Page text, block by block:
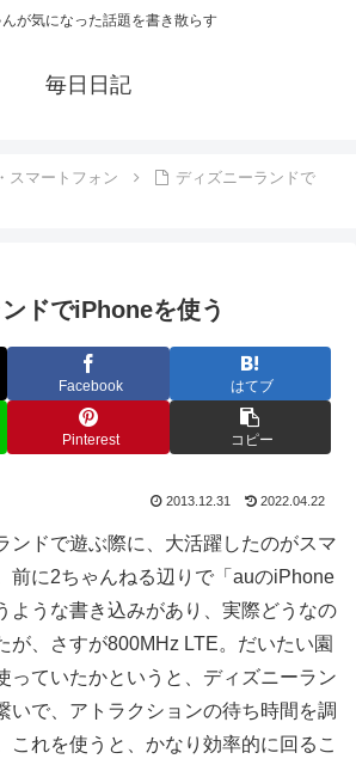
が気になった話題を書き散らす
毎日日記
スマートフォン
ディズニーランドで
ドでiPhoneを使う
Facebook はてブ
Pinterest コピー
2013.12.31 2022.04.22
ンドで遊ぶ際に、大活躍したのがスマ
前に2ちゃんねる辺りで「auのiPhone
ような書き込みがあり、実際どうなの
が、さすが800MHz LTE。だいたい園
っていたかというと、ディズニーラン
いで、アトラクションの待ち時間を調
これを使うと、かなり効率的に回るこ